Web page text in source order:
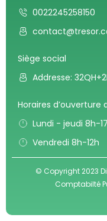
0022245258150
Siège social
Addresse:
Horaires d’ouverture
Lundi - jeudi 8h-
Vendredi 8h-12h
© Copyright 2023
Comptabilté